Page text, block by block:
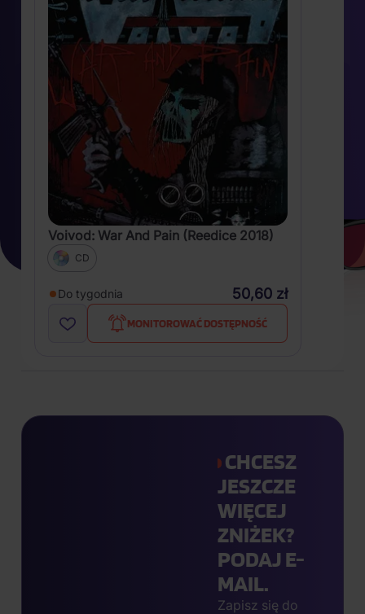
Voivod: War And Pain (Reedice 2018)
CD
Do tygodnia 50,60 zł
MONITOROWAĆ DOSTĘPNOŚĆ
CHCESZ
JESZCZE
WIĘCEJ
ZNIŻEK?
PODAJ E-
MAIL.
Zapisz się do